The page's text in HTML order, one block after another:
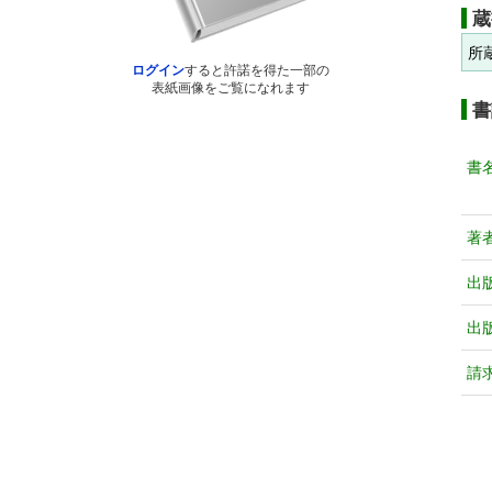
ログインすると許諾を得た一部の
表紙画像をご覧になれます
所
書
著
出
出
請